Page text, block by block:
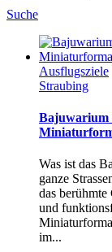
Suche
Ausflugsziele
Straubing
Bajuwarium
Was ist das
ganze
das
und
im...